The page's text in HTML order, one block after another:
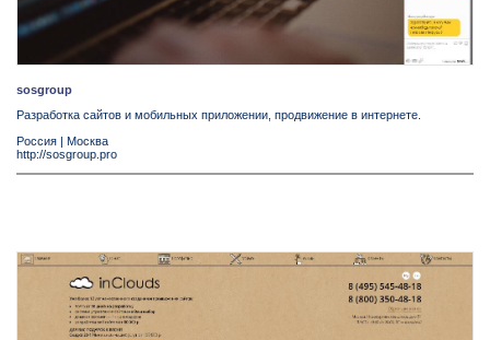
sosgroup
Разработка сайтов и мобильных приложении, продвижение в интернете.
Россия | Москва
http://sosgroup.pro